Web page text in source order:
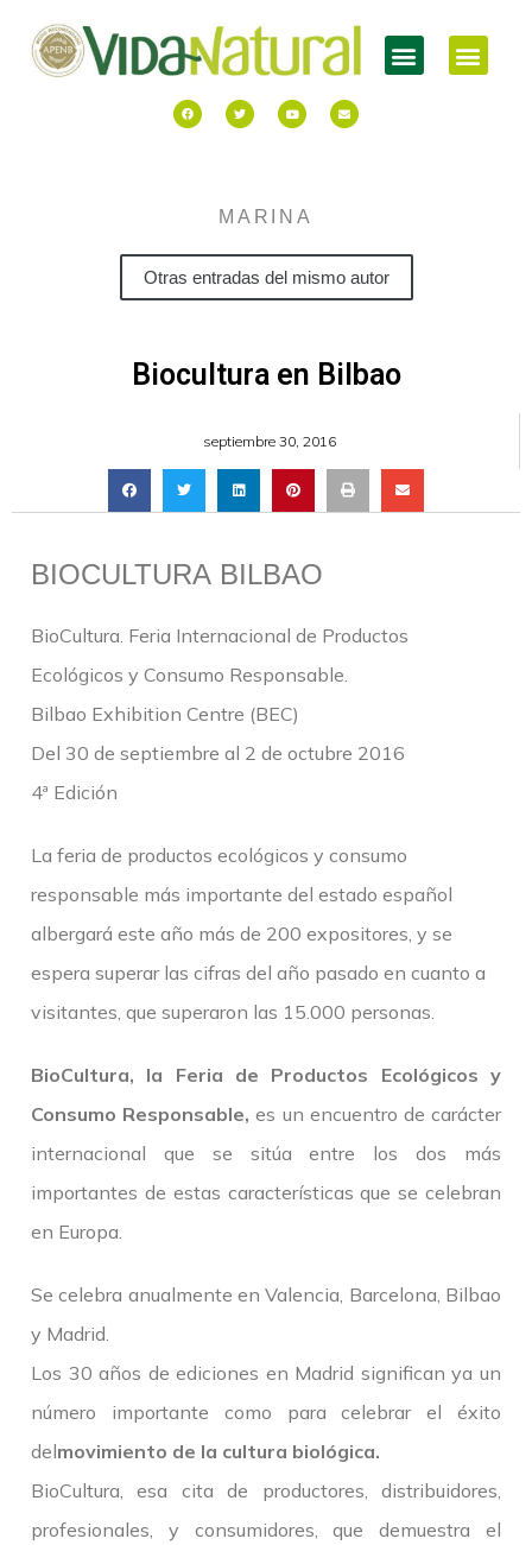
MARINA
Otras entradas del mismo autor
Biocultura en Bilbao
septiembre 30, 2016
BIOCULTURA BILBAO
BioCultura. Feria Internacional de Productos
Ecológicos y Consumo Responsable.
Bilbao Exhibition Centre (BEC)
Del 30 de septiembre al 2 de octubre 2016
4ª Edición
La feria de productos ecológicos y consumo
responsable más importante del estado español
albergará este año más de 200 expositores, y se
espera superar las cifras del año pasado en cuanto a
visitantes, que superaron las 15.000 personas.
BioCultura, la Feria de Productos Ecológicos y
Consumo Responsable, es un encuentro de carácter
internacional que se sitúa entre los dos más
importantes de estas características que se celebran
en Europa.
Se celebra anualmente en Valencia, Barcelona, Bilbao
y Madrid.
Los 30 años de ediciones en Madrid significan ya un
número importante como para celebrar el éxito
delmovimiento de la cultura biológica.
BioCultura, esa cita de productores, distribuidores,
profesionales, y consumidores, que demuestra el